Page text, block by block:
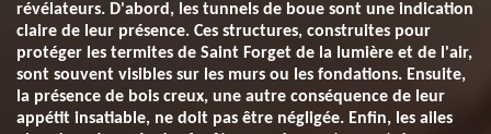
révélateurs. D'abord, les tunnels de boue sont une indication
claire de leur présence. Ces structures, construites pour
protéger les termites de Saint Forget de la lumière et de l'air,
sont souvent visibles sur les murs ou les fondations. Ensuite,
la présence de bois creux, une autre conséquence de leur
appétit insatiable, ne doit pas être négligée. Enfin, les ailes